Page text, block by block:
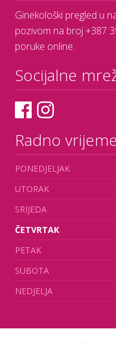
Ginekološki pregled u
pozivom na broj +387
poruke online.
Socijalne
Radno vrijeme
PONEDJELJAK
UTORAK
SRIJEDA
ČETVRTAK
PETAK
SUBOTA
NEDJELJA